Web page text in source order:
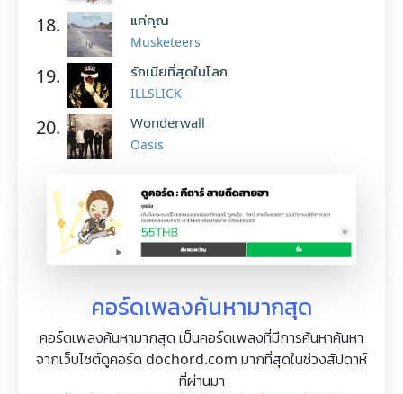
18. แค่คุณ
Musketeers
19. รักเมียที่สุดในโลก
ILLSLICK
20. Wonderwall
Oasis
คอร์ดเพลงค้นหามากสุด
คอร์ดเพลงค้นหามากสุด เป็นคอร์ดเพลงที่มีการค้นหาค้นหา
จากเว็บไซต์ดูคอร์ด dochord.com มากที่สุดในช่วงสัปดาห์
ที่ผ่านมา